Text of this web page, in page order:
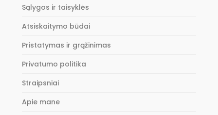
Sąlygos ir taisyklės
Atsiskaitymo būdai
Pristatymas ir grąžinimas
Privatumo politika
Straipsniai
Apie mane